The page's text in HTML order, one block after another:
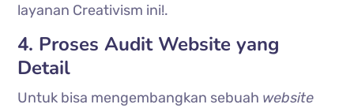
layanan Creativism ini!.
4. Proses Audit Website yang
Detail
Untuk bisa mengembangkan sebuah website